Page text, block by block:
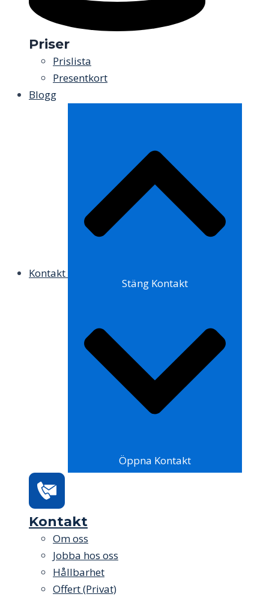
Priser
Prislista
Presentkort
Blogg
Kontakt
Stäng Kontakt
Öppna Kontakt
Kontakt
Om oss
Jobba hos oss
Hållbarhet
Offert (Privat)